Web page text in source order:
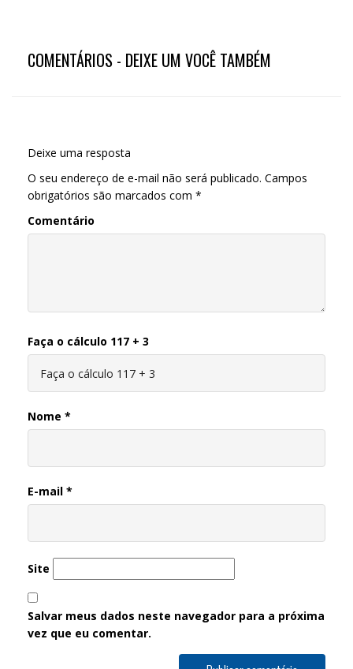
COMENTÁRIOS - DEIXE UM VOCÊ TAMBÉM
Deixe uma resposta
O seu endereço de e-mail não será publicado. Campos
obrigatórios são marcados com *
Comentário
Faça o cálculo 117 + 3
Nome *
E-mail *
Site
Salvar meus dados neste navegador para a próxima
vez que eu comentar.